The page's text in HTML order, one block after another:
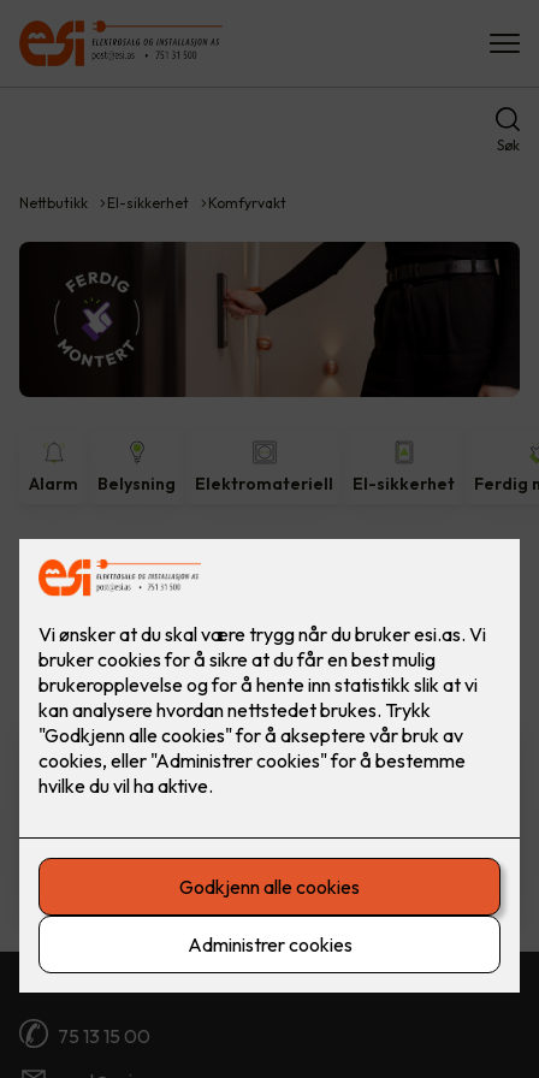
Søk
Nettbutikk El-sikkerhet Komfyrvakt
Alarm Belysning Elektromateriell El-sikkerhet Ferdig
Vis flerefiltre
Komfyrvakt mKomfy Wally
m/trådløs sensor
Lyng.
5,750,-
75 13 15 00